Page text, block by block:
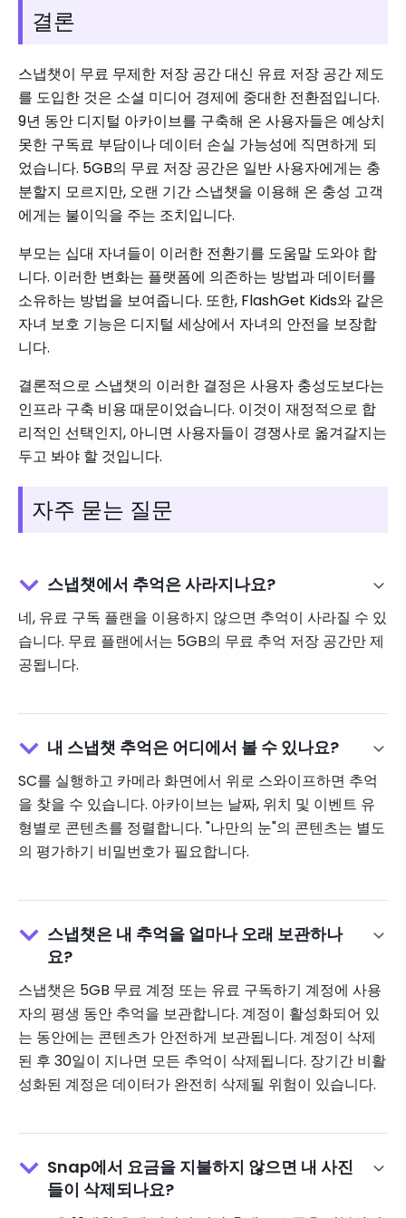
결론
스냅챗이 무료 무제한 저장 공간 대신 ​​유료 저장 공간 제도
를 도입한 것은 소셜 미디어 경제에 중대한 전환점입니다.
9년 동안 디지털 아카이브를 구축해 온 사용자들은 예상치
못한 구독료 부담이나 데이터 손실 가능성에 직면하게 되
었습니다. 5GB의 무료 저장 공간은 일반 사용자에게는 충
분할지 모르지만, 오랜 기간 스냅챗을 이용해 온 충성 고객
에게는 불이익을 주는 조치입니다.
부모는 십대 자녀들이 이러한 전환기를 도움말 도와야 합
니다. 이러한 변화는 플랫폼에 의존하는 방법과 데이터를
소유하는 방법을 보여줍니다. 또한, FlashGet Kids와 같은
자녀 보호 기능은 디지털 세상에서 자녀의 안전을 보장합
니다.
결론적으로 스냅챗의 이러한 결정은 사용자 충성도보다는
인프라 구축 비용 때문이었습니다. 이것이 재정적으로 합
리적인 선택인지, 아니면 사용자들이 경쟁사로 옮겨갈지는
두고 봐야 할 것입니다.
자주 묻는 질문
스냅챗에서 추억은 사라지나요?
네, 유료 구독 플랜을 이용하지 않으면 추억이 사라질 수 있
습니다. 무료 플랜에서는 5GB의 무료 추억 저장 공간만 제
공됩니다.
내 스냅챗 추억은 어디에서 볼 수 있나요?
SC를 실행하고 카메라 화면에서 위로 스와이프하면 추억
을 찾을 수 있습니다. 아카이브는 날짜, 위치 및 이벤트 유
형별로 콘텐츠를 정렬합니다. "나만의 눈"의 콘텐츠는 별도
의 평가하기 비밀번호가 필요합니다.
스냅챗은 내 추억을 얼마나 오래 보관하나
요?
스냅챗은 5GB 무료 계정 또는 유료 구독하기 계정에 사용
자의 평생 동안 추억을 보관합니다. 계정이 활성화되어 있
는 동안에는 콘텐츠가 안전하게 보관됩니다. 계정이 삭제
된 후 30일이 지나면 모든 추억이 삭제됩니다. 장기간 비활
성화된 계정은 데이터가 완전히 삭제될 위험이 있습니다.
Snap에서 요금을 지불하지 않으면 내 사진
들이 삭제되나요?